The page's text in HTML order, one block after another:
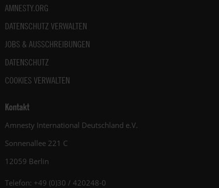
AMNESTY.ORG
DATENSCHUTZ VERWALTEN
JOBS & AUSSCHREIBUNGEN
DATENSCHUTZ
COOKIES VERWALTEN
Kontakt
Amnesty International Deutschland e.V.
Sonnenallee 221 C
12059 Berlin
Telefon: +49 (0)30 / 420248-0